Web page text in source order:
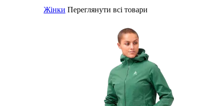
Жінки Переглянути всі товари